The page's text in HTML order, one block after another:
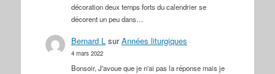
décoration deux temps forts du calendrier se
décorent un peu dans…
Bernard L surAnnées liturgiques
4 mars 2022
Bonsoir, J'avoue que je n'ai pas la réponse mais je